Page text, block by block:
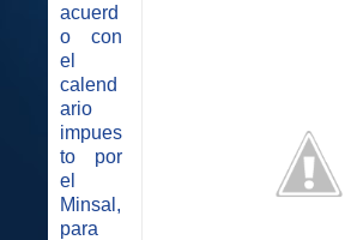
acuerd
o con
el
calend
ario
impues
to por
el
Minsal,
para